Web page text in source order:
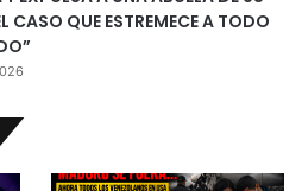
CASO QUE ESTREMECE A TODO